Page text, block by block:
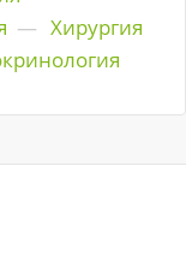
— Хирургия